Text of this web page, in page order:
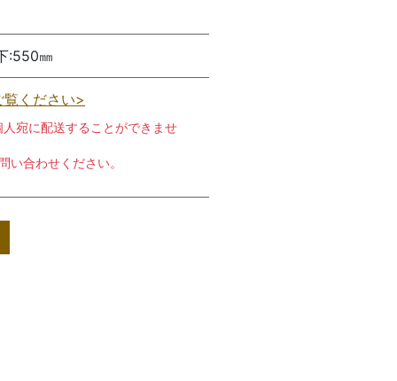
:550㎜
ください>
宛に配送することができませ
い合わせください。